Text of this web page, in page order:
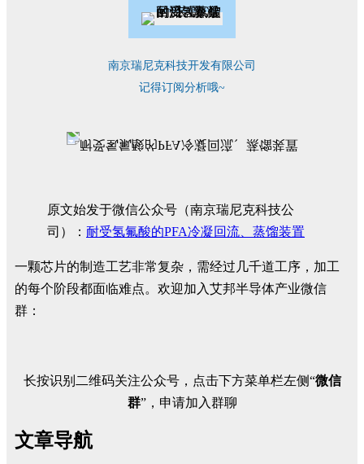
南京瑞尼克科技开发有限公司
记得订阅分析哦~
原文始发于微信公众号（南京瑞尼克科技公
司）： 耐受氢氟酸的PFA冷凝回流、蒸馏装置
一颗芯片的制造工艺非常复杂，需经过几千道工序，加工
的每个阶段都面临难点。欢迎加入艾邦半导体产业微信
群：
长按识别二维码关注公众号，点击下方菜单栏左侧“微信
群”，申请加入群聊
文章导航